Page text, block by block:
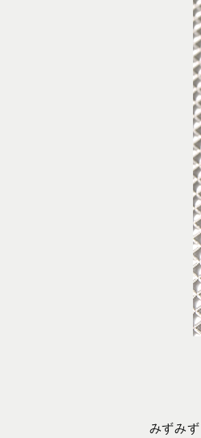
みずみ